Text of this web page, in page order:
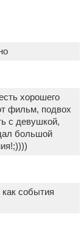
хорошего
фильм, подвох
с девушкой,
большой
события